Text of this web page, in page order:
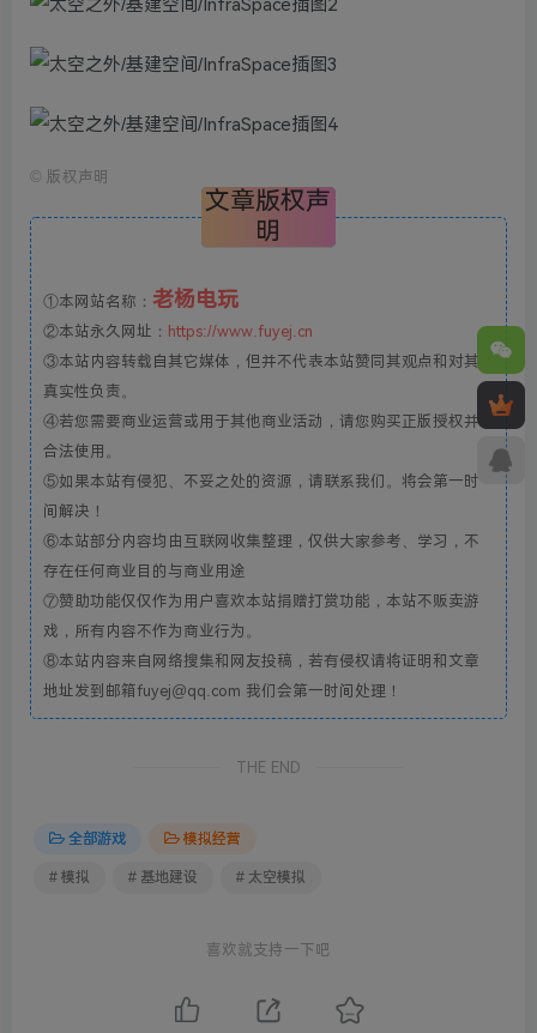
© 版权声明
文章版权声
明
①本网站名称： 老杨电玩
②本站永久网址： https://www.fuyej.cn
③本站内容转载自其它媒体，但并不代表本站赞同其观点和对其
真实性负责。
④若您需要商业运营或用于其他商业活动，请您购买正版授权并
合法使用。
⑤如果本站有侵犯、不妥之处的资源，请联系我们。将会第一时
间解决！
⑥本站部分内容均由互联网收集整理，仅供大家参考、学习，不
存在任何商业目的与商业用途
⑦赞助功能仅仅作为用户喜欢本站捐赠打赏功能，本站不贩卖游
戏，所有内容不作为商业行为。
⑧本站内容来自网络搜集和网友投稿，若有侵权请将证明和文章
地址发到邮箱fuyej@qq.com 我们会第一时间处理！
THE END
全部游戏 模拟经营
# 模拟 # 基地建设 # 太空模拟
喜欢就支持一下吧